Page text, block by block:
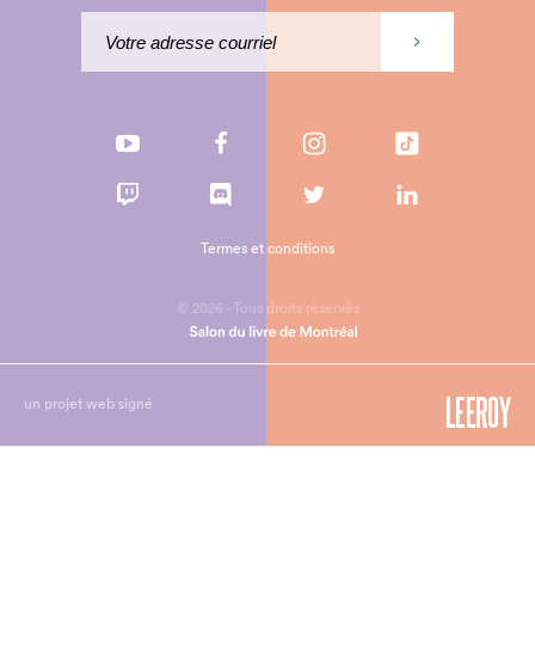
© 2026 - Tous droits réservés
Termes et conditions
un projet web signé